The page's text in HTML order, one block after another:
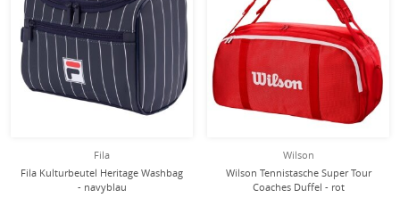
Fila
Fila Kulturbeutel Heritage Washbag
- navyblau
Wilson
Wilson Tennistasche Super Tour
Coaches Duffel - rot